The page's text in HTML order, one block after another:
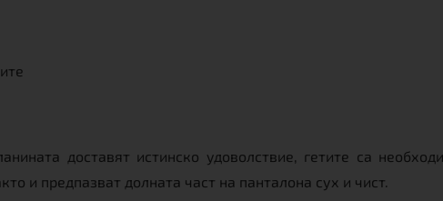
доставят истинско удоволствие, гетите са
и предпазват долната част на панталона сух и чист.